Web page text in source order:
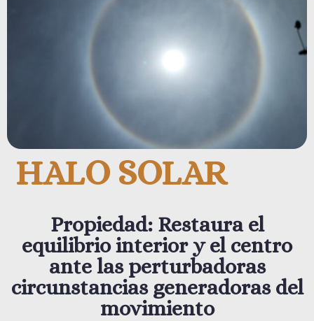
HALO SOLAR
Propiedad: Restaura el
equilibrio interior y el centro
ante las perturbadoras
circunstancias generadoras del
movimiento